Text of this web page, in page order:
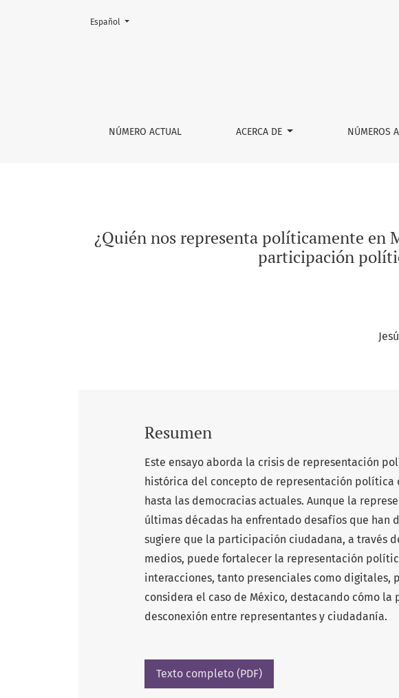
¿Quién nos representa políticamente en México? Un marco
NÚMERO ACTUAL ACERCA DE NÚMEROS
Cambiar el idioma. El actual es:
Español
¿Quién nos representa políticamente en
participación
Resumen
Este ensayo aborda la crisis de representación
histórica del concepto de representación política
hasta las democracias actuales. Aunque la
últimas décadas ha enfrentado desafíos que han
sugiere que la participación ciudadana, a través
medios, puede fortalecer la representación
interacciones, tanto presenciales como digitales,
considera el caso de México, destacando cómo
desconexión entre representantes y ciudadanía.
Texto completo (PDF)